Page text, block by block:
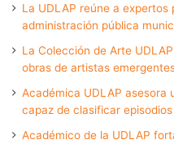
La UDLAP reúne a expertos
administración pública
La Colección de Arte
obras de artistas
Académica UDLAP
capaz de clasificar
Académico de la UDLAP